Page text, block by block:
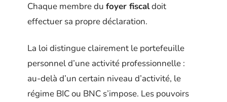
Chaque membre du foyer fiscaldoit
effectuer sa propre déclaration.
La loi distingue clairement le portefeuille
personnel d’une activité professionnelle :
au-delà d’un certain niveau d’activité, le
régime BIC ou BNC s’impose. Les pouvoirs